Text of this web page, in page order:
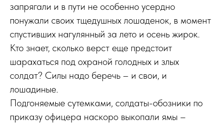
запрягали и в пути не особенно усердно
понужали своих тщедушных лошаденок, в момент
спустивших нагулянный за лето и осень жирок.
Кто знает, сколько верст еще предстоит
шарахаться под охраной голодных и злых
солдат? Силы надо беречь – и свои, и
лошадиные.
Подгоняемые сутемками, солдаты-обозники по
приказу офицера наскоро выкопали ямы –